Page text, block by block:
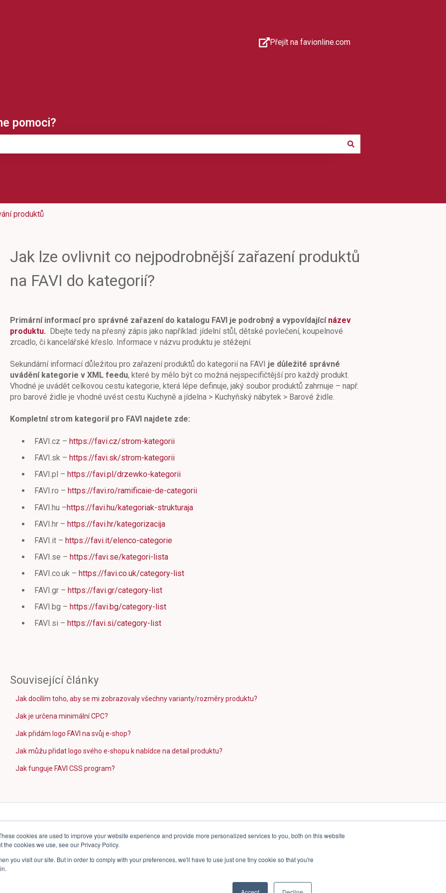
cookies are used to improve your website experience and provide more personalized services to you, both on this website
cookies we use, see our Privacy Policy.
you visit our site. But in order to comply with your preferences, we'll have to use just one tiny cookie so that you're
Přejít na favionline.com
pomoci?
produktů
Jak lze ovlivnit co nejpodrobnější zařazení produktů
na FAVI do kategorií?
Primární informací pro správné zařazení do katalogu FAVI je podrobný a vypovídající název
produktu. Dbejte tedy na přesný zápis jako například: jídelní stůl, dětské povlečení, koupelnové
zrcadlo, či kancelářské křeslo. Informace v názvu produktu je stěžejní.
Sekundární informací důležitou pro zařazení produktů do kategorií na FAVI je důležité správné
uvádění kategorie v XML feedu, které by mělo být co možná nejspecifičtější pro každý produkt.
Vhodné je uvádět celkovou cestu kategorie, která lépe definuje, jaký soubor produktů zahrnuje – např.
pro barové židle je vhodné uvést cestu Kuchyně a jídelna > Kuchyňský nábytek > Barové židle.
Kompletní strom kategorií pro FAVI najdete zde:
FAVI.cz – https://favi.cz/strom-kategorii
FAVI.sk – https://favi.sk/strom-kategorii
FAVI.pl – https://favi.pl/drzewko-kategorii
FAVI.ro – https://favi.ro/ramificaie-de-categorii
FAVI.hu –https://favi.hu/kategoriak-strukturaja
FAVI.hr – https://favi.hr/kategorizacija
FAVI.it – https://favi.it/elenco-categorie
FAVI.se – https://favi.se/kategori-lista
FAVI.co.uk – https://favi.co.uk/category-list
FAVI.gr – https://favi.gr/category-list
FAVI.bg – https://favi.bg/category-list
FAVI.si – https://favi.si/category-list
Související články
Jak docílím toho, aby se mi zobrazovaly všechny varianty/rozměry produktu?
Jak je určena minimální CPC?
Jak přidám logo FAVI na svůj e-shop?
Jak můžu přidat logo svého e-shopu k nabídce na detail produktu?
Jak funguje FAVI CSS program?